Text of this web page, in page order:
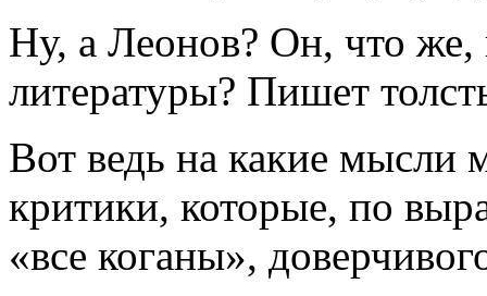
Ну, а Леонов? Он, что
литературы? Пишет
Вот ведь на какие мысли
критики, которые, по
«все коганы»,